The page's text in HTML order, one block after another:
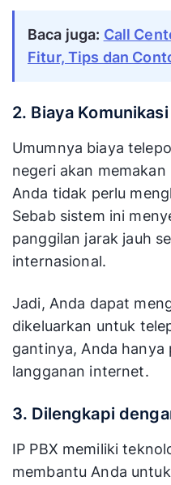
Baca juga: Call
Fitur, Tips dan
2. Biaya
Umumnya biaya
negeri akan
Anda tidak perlu
Sebab sistem ini
panggilan jarak jauh
internasional.
Jadi, Anda dapat
dikeluarkan untuk
gantinya, Anda hanya
langganan internet.
3. Dilengkapi
IP PBX memiliki
membantu Anda